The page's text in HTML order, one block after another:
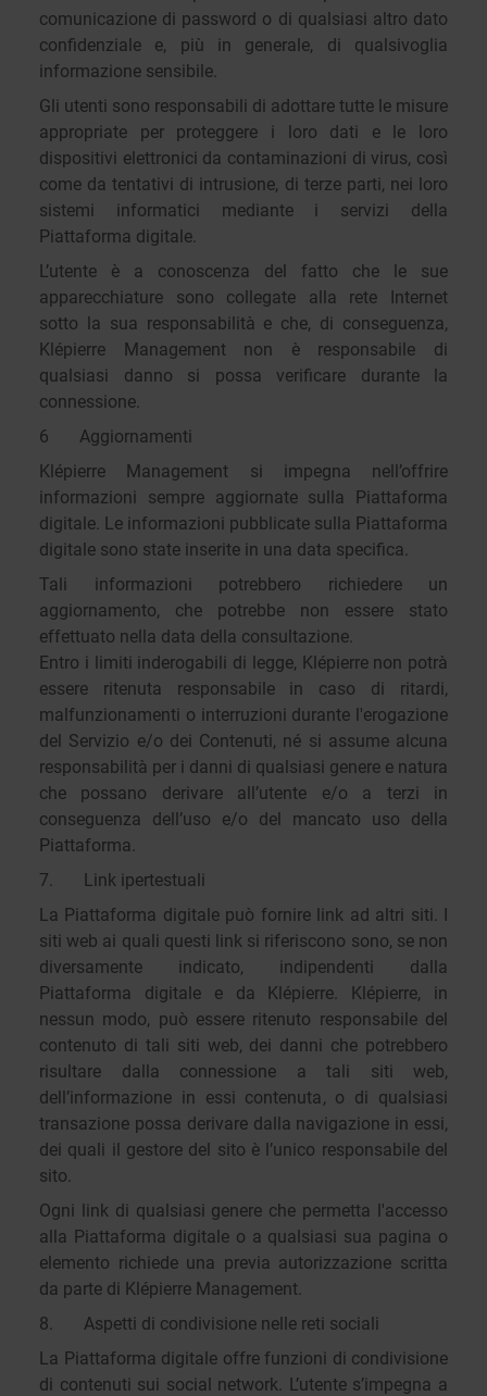
comunicazione di password o di qualsiasi altro dato
confidenziale e, più in generale, di qualsivoglia
informazione sensibile.
Gli utenti sono responsabili di adottare tutte le misure
appropriate per proteggere i loro dati e le loro
dispositivi elettronici da contaminazioni di virus, così
come da tentativi di intrusione, di terze parti, nei loro
sistemi informatici mediante i servizi della
Piattaforma digitale.
L’utente è a conoscenza del fatto che le sue
apparecchiature sono collegate alla rete Internet
sotto la sua responsabilità e che, di conseguenza,
Klépierre Management non è responsabile di
qualsiasi danno si possa verificare durante la
connessione.
6 Aggiornamenti
Klépierre Management si impegna nell’offrire
informazioni sempre aggiornate sulla Piattaforma
digitale. Le informazioni pubblicate sulla Piattaforma
digitale sono state inserite in una data specifica.
Tali informazioni potrebbero richiedere un
aggiornamento, che potrebbe non essere stato
effettuato nella data della consultazione.
Entro i limiti inderogabili di legge, Klépierre non potrà
essere ritenuta responsabile in caso di ritardi,
malfunzionamenti o interruzioni durante l'erogazione
del Servizio e/o dei Contenuti, né si assume alcuna
responsabilità per i danni di qualsiasi genere e natura
che possano derivare all’utente e/o a terzi in
conseguenza dell’uso e/o del mancato uso della
Piattaforma.
7. Link ipertestuali
La Piattaforma digitale può fornire link ad altri siti. I
siti web ai quali questi link si riferiscono sono, se non
diversamente indicato, indipendenti dalla
Piattaforma digitale e da Klépierre. Klépierre, in
nessun modo, può essere ritenuto responsabile del
contenuto di tali siti web, dei danni che potrebbero
risultare dalla connessione a tali siti web,
dell’informazione in essi contenuta, o di qualsiasi
transazione possa derivare dalla navigazione in essi,
dei quali il gestore del sito è l’unico responsabile del
sito.
Ogni link di qualsiasi genere che permetta l'accesso
alla Piattaforma digitale o a qualsiasi sua pagina o
elemento richiede una previa autorizzazione scritta
da parte di Klépierre Management.
8. Aspetti di condivisione nelle reti sociali
La Piattaforma digitale offre funzioni di condivisione
di contenuti sui social network. L’utente s’impegna a